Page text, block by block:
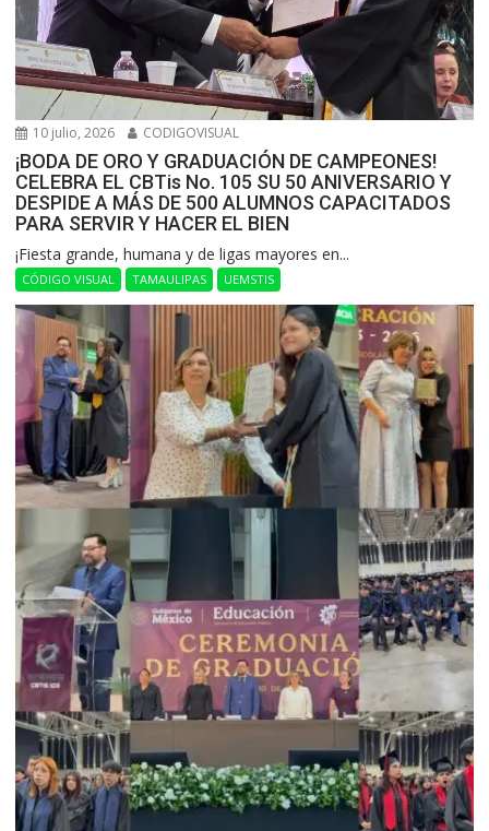
10 julio, 2026 CODIGOVISUAL
¡BODA DE ORO Y GRADUACIÓN DE CAMPEONES!
CELEBRA EL CBTis No. 105 SU 50 ANIVERSARIO Y
DESPIDE A MÁS DE 500 ALUMNOS CAPACITADOS
PARA SERVIR Y HACER EL BIEN
​¡Fiesta grande, humana y de ligas mayores en...
CÓDIGO VISUAL TAMAULIPAS UEMSTIS